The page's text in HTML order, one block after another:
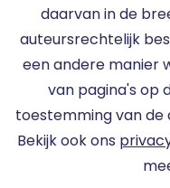
daarvan in de
auteursrechtelijk
een andere manier
van pagina's op
toestemming van
Bekijk ook ons